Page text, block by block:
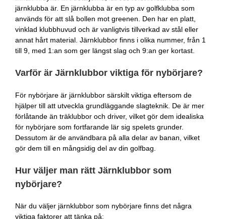
järnklubba är. En järnklubba är en typ av golfklubba som
används för att slå bollen mot greenen. Den har en platt,
vinklad klubbhuvud och är vanligtvis tillverkad av stål eller
annat hårt material. Järnklubbor finns i olika nummer, från 1
till 9, med 1:an som ger längst slag och 9:an ger kortast.
Varför är Järnklubbor viktiga för nybörjare?
För nybörjare är järnklubbor särskilt viktiga eftersom de
hjälper till att utveckla grundläggande slagteknik. De är mer
förlåtande än träklubbor och driver, vilket gör dem idealiska
för nybörjare som fortfarande lär sig spelets grunder.
Dessutom är de användbara på alla delar av banan, vilket
gör dem till en mångsidig del av din golfbag.
Hur väljer man rätt Järnklubbor som
nybörjare?
När du väljer järnklubbor som nybörjare finns det några
viktiga faktorer att tänka på: